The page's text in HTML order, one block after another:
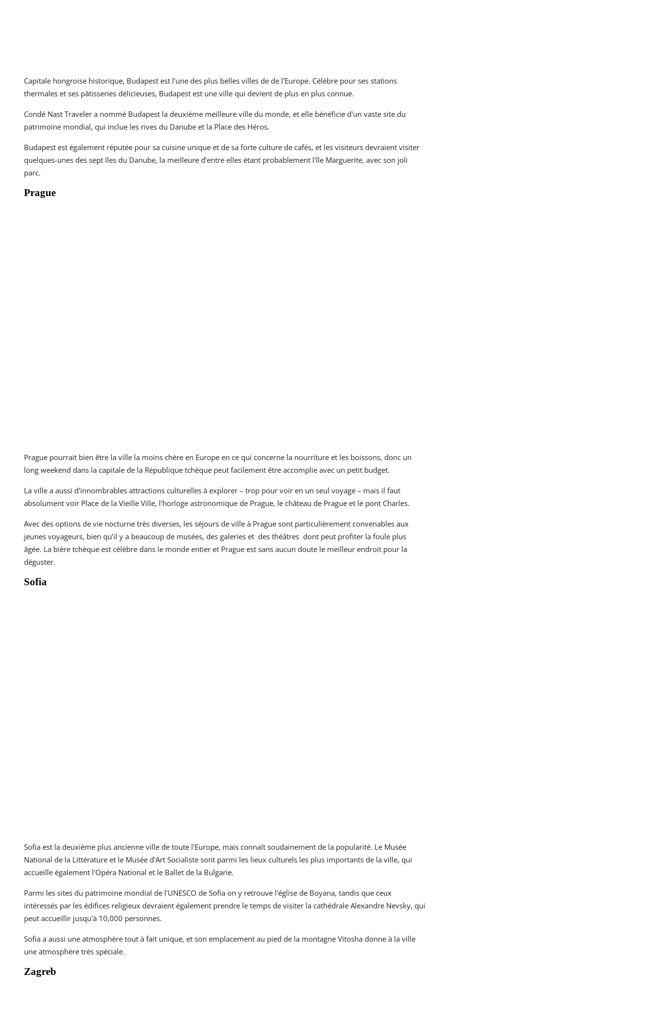
Capitale hongroise historique, Budapest est l'une des plus belles villes de de l'Europe. Célèbre pour ses stations
thermales et ses pâtisseries délicieuses, Budapest est une ville qui devient de plus en plus connue.
Condé Nast Traveler a nommé Budapest la deuxième meilleure ville du monde, et elle bénéficie d'un vaste site du
patrimoine mondial, qui inclue les rives du Danube et la Place des Héros.
Budapest est également réputée pour sa cuisine unique et de sa forte culture de cafés, et les visiteurs devraient visiter
quelques-unes des sept îles du Danube, la meilleure d’entre elles étant probablement l'île Marguerite, avec son joli
parc.
Prague
Prague pourrait bien être la ville la moins chère en Europe en ce qui concerne la nourriture et les boissons, donc un
long weekend dans la capitale de la République tchèque peut facilement être accomplie avec un petit budget.
La ville a aussi d'innombrables attractions culturelles à explorer – trop pour voir en un seul voyage – mais il faut
absolument voir Place de la Vieille Ville, l'horloge astronomique de Prague, le château de Prague et le pont Charles.
Avec des options de vie nocturne très diverses, les séjours de ville à Prague sont particulièrement convenables aux
jeunes voyageurs, bien qu’il y a beaucoup de musées, des galeries et des théâtres dont peut profiter la foule plus
âgée. La bière tchèque est célèbre dans le monde entier et Prague est sans aucun doute le meilleur endroit pour la
déguster.
Sofia
Sofia est la deuxième plus ancienne ville de toute l'Europe, mais connaît soudainement de la popularité. Le Musée
National de la Littérature et le Musée d'Art Socialiste sont parmi les lieux culturels les plus importants de la ville, qui
accueille également l'Opéra National et le Ballet de la Bulgarie.
Parmi les sites du patrimoine mondial de l'UNESCO de Sofia on y retrouve l'église de Boyana, tandis que ceux
intéressés par les édifices religieux devraient également prendre le temps de visiter la cathédrale Alexandre Nevsky, qui
peut accueillir jusqu'à 10,000 personnes.
Sofia a aussi une atmosphère tout à fait unique, et son emplacement au pied de la montagne Vitosha donne à la ville
une atmosphère très spéciale.
Zagreb